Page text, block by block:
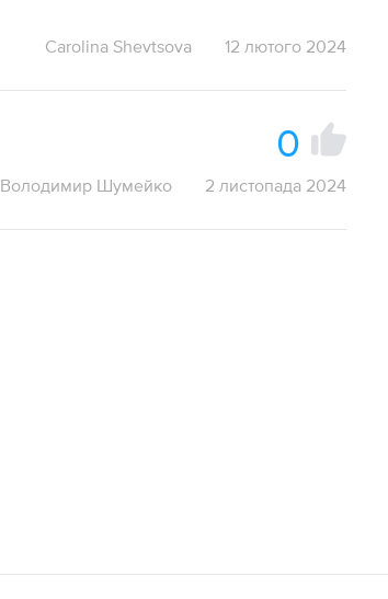
Carolina Shevtsova 12 лютого 2024
0
Володимир Шумейко 2 листопада 2024